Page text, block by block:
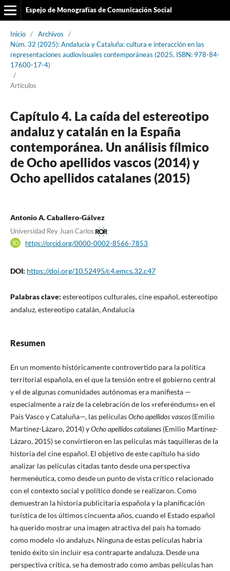
Espejo de Monografías de Comunicación Social
Inicio / Archivos
/
Núm. 32 (2025): Andalucía y Cataluña: cultura e interacción en las
representaciones audiovisuales contemporáneas (2025, ISBN: 978-84-
17600-17-4)
/
Artículos
Capítulo 4. La caída del estereotipo
andaluz y catalán en la España
contemporánea. Un análisis fílmico
de Ocho apellidos vascos (2014) y
Ocho apellidos catalanes (2015)
Antonio A. Caballero-Gálvez
Universidad Rey Juan Carlos
https://orcid.org/0000-0002-8566-7853
DOI: https://doi.org/10.52495/c4.emcs.32.c47
Palabras clave: estereotipos culturales, cine español, estereotipo
andaluz, estereotipo catalán, Andalucía
Resumen
En un momento históricamente controvertido para la política
territorial española, en el que la tensión entre el gobierno central
y el de algunas comunidades autónomas era manifiesta —
especialmente a raíz de la celebración de los «referéndums» en el
País Vasco y Cataluña—, las películasOcho apellidos vascos(Emilio
Martínez-Lázaro, 2014) yOcho apellidos catalanes(Emilio Martínez-
Lázaro, 2015) se convirtieron en las películas más taquilleras de la
historia del cine español. El objetivo de este capítulo ha sido
analizar las películas citadas tanto desde una perspectiva
hermenéutica, como desde un punto de vista crítico relacionado
con el contexto social y político donde se realizaron. Como
demuestran la historia publicitaria española y la planificación
turística de los últimos cincuenta años, cuando el Estado español
ha querido mostrar una imagen atractiva del país ha tomado
como modelo «lo andaluz». Ninguna de estas películas habría
tenido éxito sin incluir esa contraparte andaluza. Desde una
perspectiva crítica, se ha demostrado como ambas películas han